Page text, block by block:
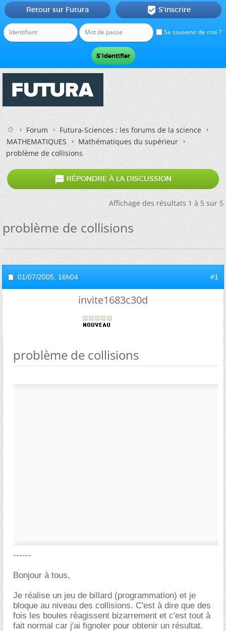
Se souvenir de moi ?
Retour sur Futura  S'inscrire
Forum
Futura-Sciences : les forums de la science
MATHEMATIQUES
Mathématiques du supérieur
problème de collisions
 RÉPONDRE À LA DISCUSSION
Affichage des résultats 1 à 5 sur 5
problème de collisions
01/07/2005, 16h04 #1
invite1683c30d
problème de collisions
------
Bonjour à tous,
Je réalise un jeu de billard (programmation) et je
bloque au niveau des collisions. C'est à dire que des
fois les boules réagissent bizarrement et c'est tout à
fait normal car j'ai fignoler pour obtenir un résultat.